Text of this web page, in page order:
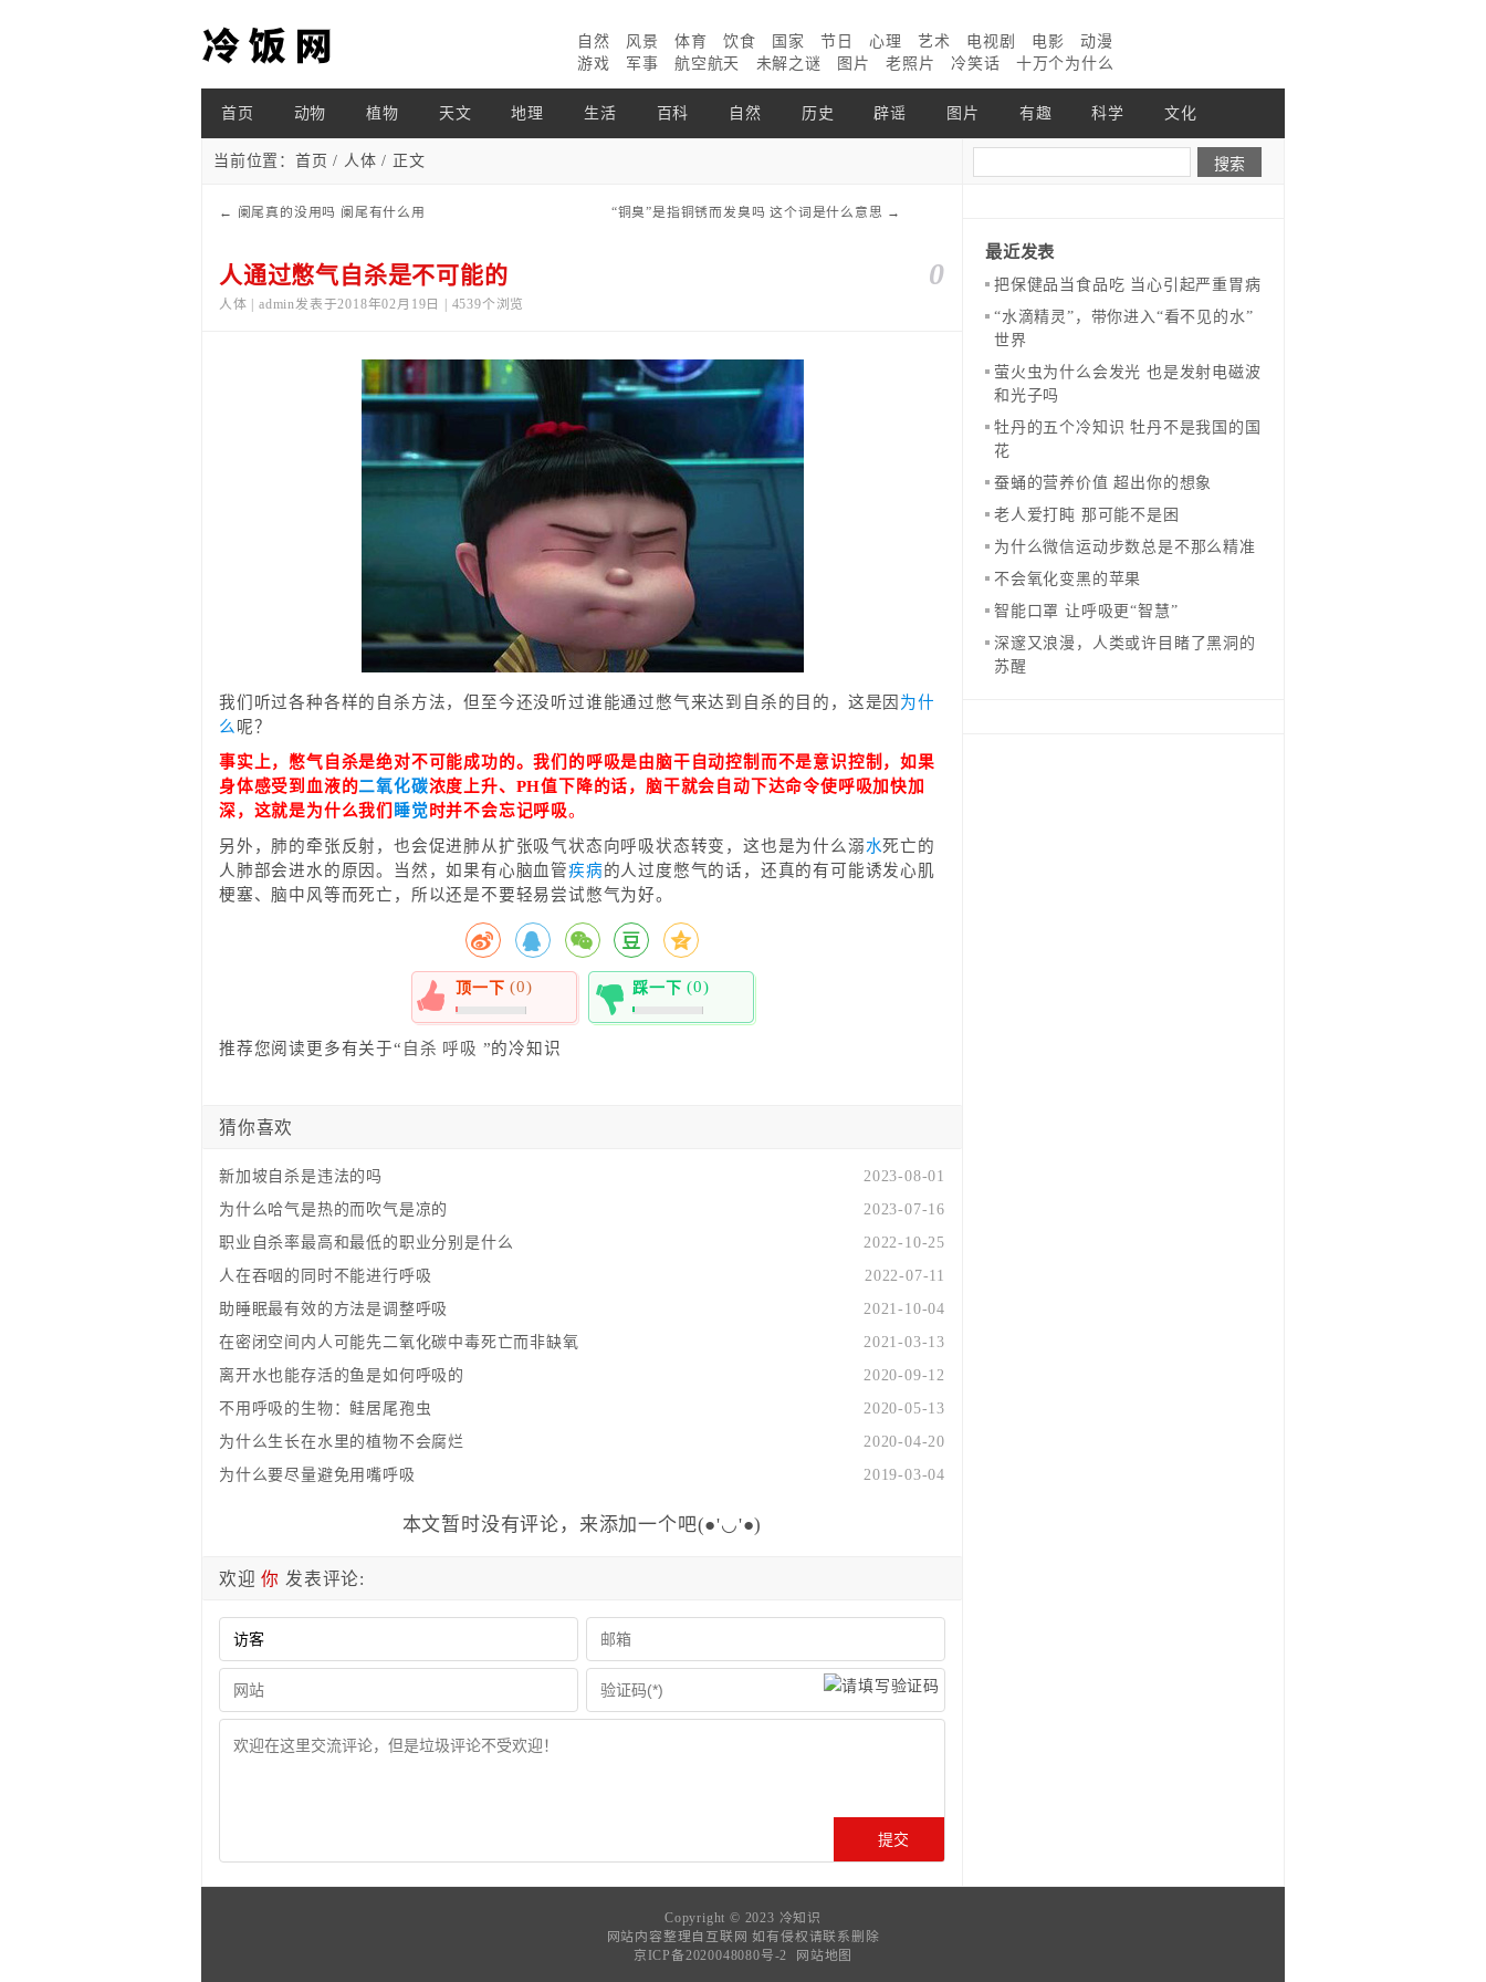
自然 风景 体育 饮食 国家 节日 心理 艺术 电视剧 电影
动漫
游戏
军事 航空航天 未解之谜 图片 老照片 冷笑话 十万个为什么
首页 动物 植物 天文 地理 生活 百科 自然 历史 辟谣 图片 有趣 科学 文化
当前位置： 首页 / 人体 / 正文
← 阑尾真的没用吗 阑尾有什么用 “铜臭”是指铜锈而发臭吗 这个词是什么意思 →
0
人通过憋气自杀是不可能的
人体 | admin发表于2018年02月19日 | 4539个浏览
我们听过各种各样的自杀方法，但至今还没听过谁能通过憋气来达到自杀的目的，这是因 为什
么 呢？
事实上，憋气自杀是绝对不可能成功的。我们的呼吸是由脑干自动控制而不是意识控制，如果
身体感受到血液的二氧化碳浓度上升、PH值下降的话，脑干就会自动下达命令使呼吸加快加
深，这就是为什么我们 睡觉时并不会忘记呼吸。
另外，肺的牵张反射，也会促进肺从扩张吸气状态向呼吸状态转变，这也是为什么溺水死亡的
人肺部会进水的原因。当然，如果有心脑血管疾病的人过度憋气的话，还真的有可能诱发心肌
梗塞、脑中风等而死亡，所以还是不要轻易尝试憋气为好。
顶一下 (0)
0%
踩一下 (0)
0%
推荐您阅读更多有关于“ 自杀 呼吸 ”的冷知识
猜你喜欢
2023-08-01
新加坡自杀是违法的吗
2023-07-16
为什么哈气是热的而吹气是凉的
2022-10-25
职业自杀率最高和最低的职业分别是什么
2022-07-11
人在吞咽的同时不能进行呼吸
2021-10-04
助睡眠最有效的方法是调整呼吸
2021-03-13
在密闭空间内人可能先二氧化碳中毒死亡而非缺氧
2020-09-12
离开水也能存活的鱼是如何呼吸的
2020-05-13
不用呼吸的生物：鲑居尾孢虫
2020-04-20
为什么生长在水里的植物不会腐烂
2019-03-04
为什么要尽量避免用嘴呼吸
本文暂时没有评论，来添加一个吧(●'◡'●)
欢迎你 发表评论:
最近发表
把保健品当食品吃 当心引起严重胃病
“水滴精灵”，带你进入“看不见的水”
世界
萤火虫为什么会发光 也是发射电磁波
和光子吗
牡丹的五个冷知识 牡丹不是我国的国
花
蚕蛹的营养价值 超出你的想象
老人爱打盹 那可能不是困
为什么微信运动步数总是不那么精准
不会氧化变黑的苹果
智能口罩 让呼吸更“智慧”
深邃又浪漫，人类或许目睹了黑洞的
苏醒
Copyright © 2023 冷知识
网站内容整理自互联网 如有侵权请联系删除
京ICP备2020048080号-2
网站地图